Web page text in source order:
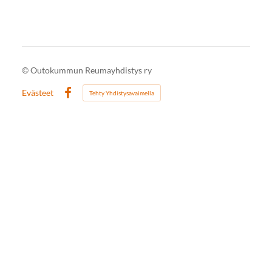
©Outokummun Reumayhdistys ry
Evästeet
Facebook
Tehty Yhdistysavaimella